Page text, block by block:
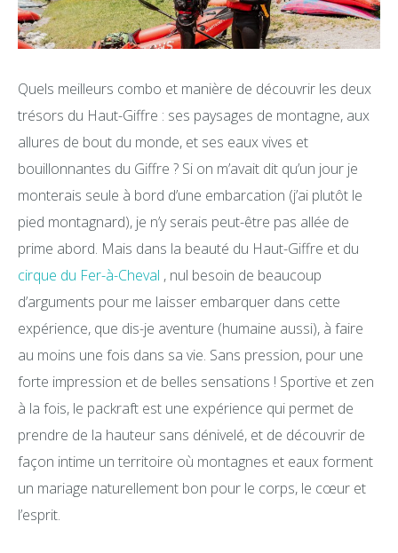
Quels meilleurs combo et manière de découvrir les deux
trésors du Haut-Giffre : ses paysages de montagne, aux
allures de bout du monde, et ses eaux vives et
bouillonnantes du Giffre ? Si on m’avait dit qu’un jour je
monterais seule à bord d’une embarcation (j’ai plutôt le
pied montagnard), je n’y serais peut-être pas allée de
prime abord. Mais dans la beauté du Haut-Giffre et du
cirque du Fer-à-Cheval , nul besoin de beaucoup
d’arguments pour me laisser embarquer dans cette
expérience, que dis-je aventure (humaine aussi), à faire
au moins une fois dans sa vie. Sans pression, pour une
forte impression et de belles sensations ! Sportive et zen
à la fois, le packraft est une expérience qui permet de
prendre de la hauteur sans dénivelé, et de découvrir de
façon intime un territoire où montagnes et eaux forment
un mariage naturellement bon pour le corps, le cœur et
l’esprit.